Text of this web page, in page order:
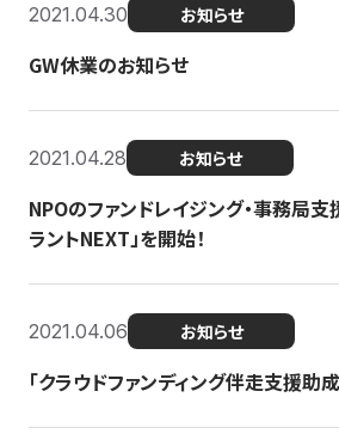
2021.04.30 お知らせ
GW休業のお知らせ
2021.04.28 お知らせ
NPOのファンドレイジング・事務局支
ラントNEXT」を開始！
2021.04.06 お知らせ
「クラウドファンディング伴走支援助